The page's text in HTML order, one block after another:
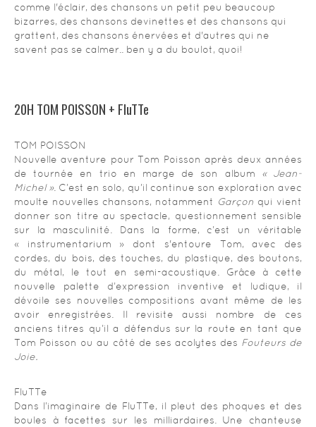
comme l'éclair, des chansons un petit peu beaucoup
bizarres, des chansons devinettes et des chansons qui
grattent, des chansons énervées et d'autres qui ne
savent pas se calmer.. ben y a du boulot, quoi!
20H TOM POISSON + FluTTe
TOM POISSON
Nouvelle aventure pour Tom Poisson après deux années
de tournée en trio en marge de son album « Jean-
Michel ». C’est en solo, qu’il continue son exploration avec
moulte nouvelles chansons, notamment Garçon qui vient
donner son titre au spectacle, questionnement sensible
sur la masculinité. Dans la forme, c’est un véritable
« instrumentarium » dont s'entoure Tom, avec des
cordes, du bois, des touches, du plastique, des boutons,
du métal, le tout en semi-acoustique. Grâce à cette
nouvelle palette d’expression inventive et ludique, il
dévoile ses nouvelles compositions avant même de les
avoir enregistrées. Il revisite aussi nombre de ces
anciens titres qu’il a défendus sur la route en tant que
Tom Poisson ou au côté de ses acolytes des Fouteurs de
Joie.
FluTTe
Dans l’imaginaire de FluTTe, il pleut des phoques et des
boules à facettes sur les milliardaires. Une chanteuse